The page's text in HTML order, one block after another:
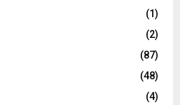
(1)
(2)
(87)
(48)
(4)